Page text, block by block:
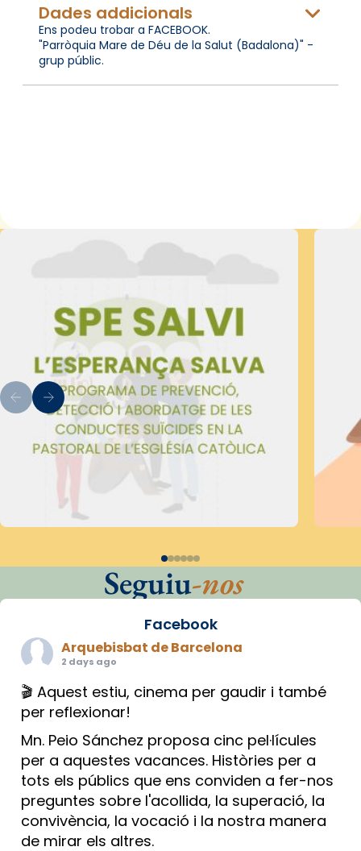
Dades addicionals
Ens podeu trobar a FACEBOOK.
"Parròquia Mare de Déu de la Salut (Badalona)" -
grup públic.
Seguiu-nos
Facebook
Arquebisbat de Barcelona
2 days ago
🎬 Aquest estiu, cinema per gaudir i també
per reflexionar!
Mn. Peio Sánchez proposa cinc pel·lícules
per a aquestes vacances. Històries per a
tots els públics que ens conviden a fer-nos
preguntes sobre l'acollida, la superació, la
convivència, la vocació i la nostra manera
de mirar els altres.